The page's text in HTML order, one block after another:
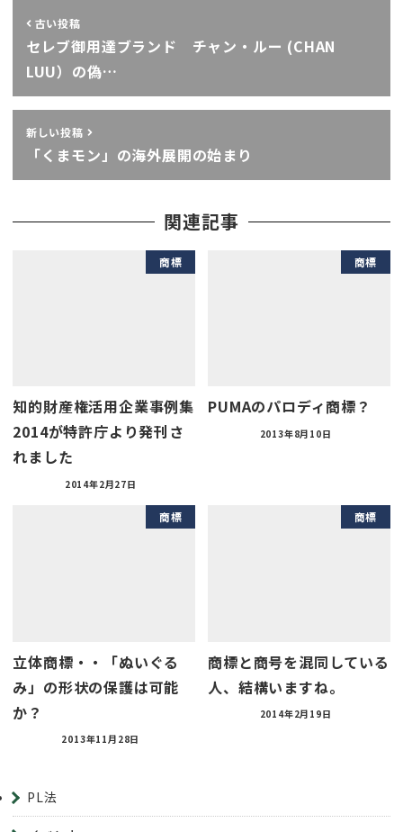
古い投稿
セレブ御用達ブランド チャン・ルー (CHAN
LUU）の偽…
新しい投稿
「くまモン」の海外展開の始まり
関連記事
商標
知的財産権活用企業事例集
2014が特許庁より発刊さ
れました
2014年2月27日
商標
PUMAのパロディ商標？
2013年8月10日
商標
立体商標・・「ぬいぐる
み」の形状の保護は可能
か？
2013年11月28日
商標
商標と商号を混同している
人、結構いますね。
2014年2月19日
PL法